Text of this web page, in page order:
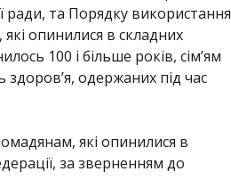
ради, та Порядку використання
опинилися в складних
100 і більше років, сім’ям
здоров’я, одержаних під час
які опинилися в
за зверненням до